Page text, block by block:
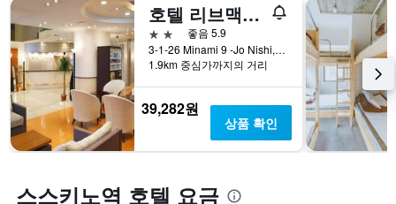
호텔 리브맥스 삿포로 나카지마 공원 그란데
2성급
좋음 5.9
3-1-26 Minami 9 -Jo Nishi, 삿포로, 일본
1.9km 중심가까지의 거리
39,282원
상품 확인
스스키노역 호텔 요금